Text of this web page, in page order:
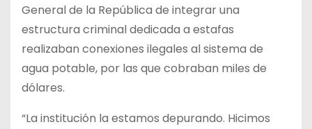
General de la República de integrar una
estructura criminal dedicada a estafas
realizaban conexiones ilegales al sistema de
agua potable, por las que cobraban miles de
dólares.
“La institución la estamos depurando. Hicimos